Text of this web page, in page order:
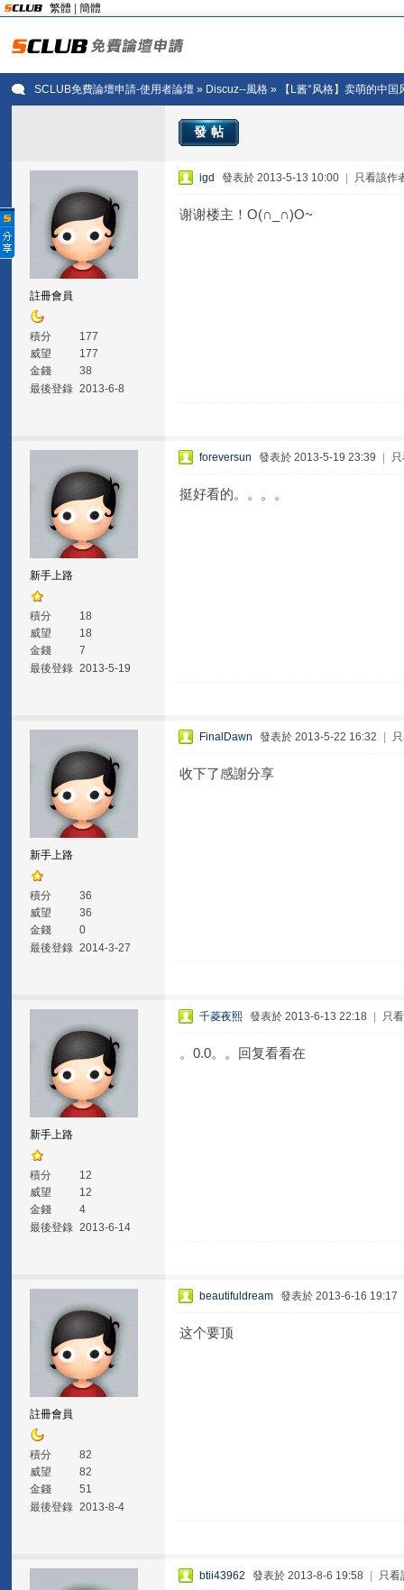
繁體 簡體
SCLUB免費論壇申請-使用者論壇 » Discuz--風格 » 【L酱°风格】卖萌的中
發帖
註冊會員
積分
177
威望
177
金錢
38
最後登錄 2013-6-8
igd 發表於 2013-5-13 10:00 只看該作
谢谢楼主！O(∩_∩)O~
新手上路
積分
18
威望
18
金錢
7
最後登錄 2013-5-19
foreversun 發表於 2013-5-19 23:39
挺好看的。。。。
新手上路
積分
36
威望
36
金錢
0
最後登錄 2014-3-27
FinalDawn 發表於 2013-5-22 16:32
收下了感謝分享
新手上路
積分
12
威望
12
金錢
4
最後登錄 2013-6-14
千菱夜熙 發表於 2013-6-13 22:18 只
。0.0。。回复看看在
註冊會員
積分
82
威望
82
金錢
51
最後登錄 2013-8-4
beautifuldream 發表於 2013-6-16 19:17
这个要顶
btii43962 發表於 2013-8-6 19:58 只看